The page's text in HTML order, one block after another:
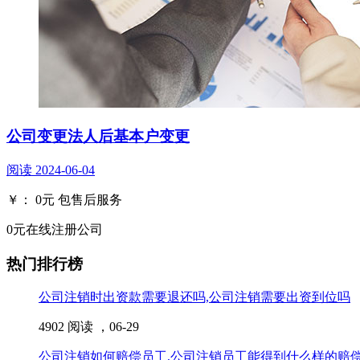
公司变更法人后基本户变更
阅读 2024-06-04
￥： 0元 包售后服务
0元在线注册公司
热门排行榜
公司注销时出资款需要退还吗,公司注销需要出资到位吗
4902 阅读 ， 06-29
公司注销如何赔偿员工,公司注销员工能得到什么样的赔